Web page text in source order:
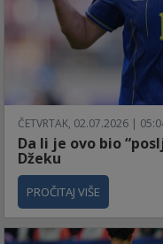
ČETVRTAK, 02.07.2026 |
Da li je ovo bio
Džeku
PROČITAJ VIŠE